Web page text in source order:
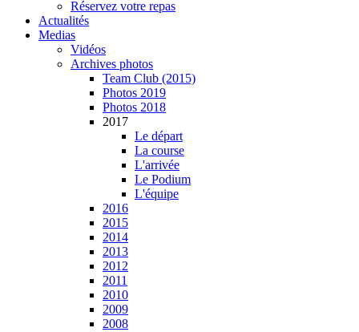
Réservez votre repas
Actualités
Medias
Vidéos
Archives photos
Team Club (2015)
Photos 2019
Photos 2018
2017
Le départ
La course
L'arrivée
Le Podium
L'équipe
2016
2015
2014
2013
2012
2011
2010
2009
2008